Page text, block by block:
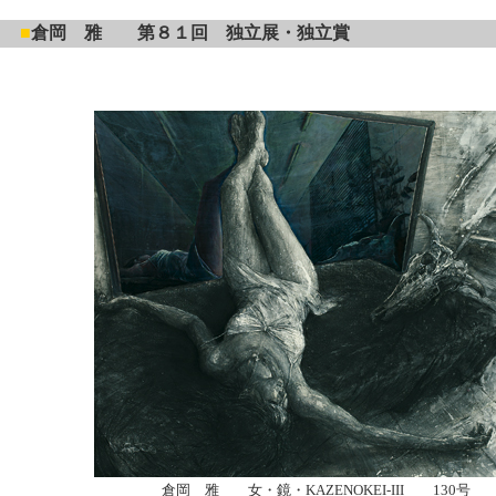
■倉岡 雅 第８１回 独立展・独立賞
倉岡 雅 女・鏡・KAZENOKEI-III 130号